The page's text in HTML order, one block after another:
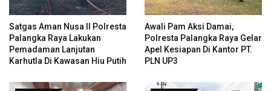
Satgas Aman Nusa II Polresta
Palangka Raya Lakukan
Pemadaman Lanjutan
Karhutla Di Kawasan Hiu Putih
Awali Pam Aksi Damai,
Polresta Palangka Raya Gelar
Apel Kesiapan Di Kantor PT.
PLN UP3